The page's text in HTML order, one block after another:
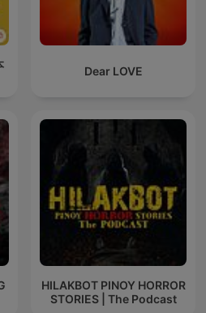
Dear LOVE
HILAKBOT PINOY HORROR
STORIES | The Podcast